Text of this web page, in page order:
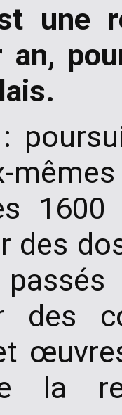
une
des
des
la